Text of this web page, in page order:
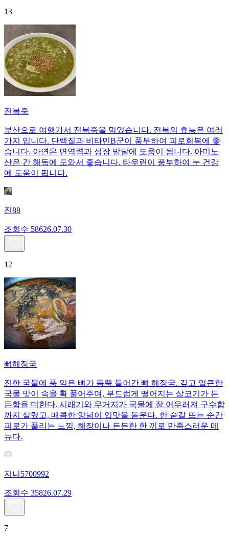
13
전복죽
부산으로 여행가서 전복죽을 먹었습니다. 전복의 효능은 여러
가지 입니다. 단백질과 비타민B군이 풍부하여 피로회복에 좋
습니다. 아연은 면역력과 성장 발달에 도움이 됩니다. 아미노
산은 간 해독에 도와서 좋습니다. 타우린이 풍부하여 눈 건강
에 도움이 됩니다.
진88
조회수 58626.07.30
12
뼈해장국
진한 국물에 푹 익은 뼈가 듬뿍 들어간 뼈 해장국. 깊고 얼큰한
국물 맛이 속을 확 풀어주며, 부드럽게 떨어지는 살코기가 든
든함을 더한다. 시래기와 우거지가 국물에 잘 어우러져 구수함
까지 살렸고, 매콤한 양념이 입맛을 돋운다. 한 숟갈 뜨는 순간
피로가 풀리는 느낌, 해장이나 든든한 한 끼로 만족스러운 메
뉴다.
지니5700992
조회수 35826.07.29
7